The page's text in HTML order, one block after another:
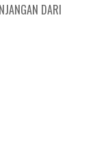
DARI